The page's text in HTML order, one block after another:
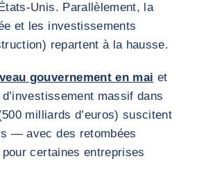
Unis. Parallèlement, la
et les investissements
repartent à la hausse.
gouvernement en mai et
d’investissement massif dans
milliards d’euros) suscitent
— avec des retombées
certaines entreprises